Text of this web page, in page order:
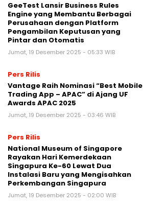
GeeTest Lansir Business Rules
Engine yang Membantu Berbagai
Perusahaan dengan Platform
Pengambilan Keputusan yang
Pintar dan Otomatis
Jumat, 19 Desember 2025 - 05:33 WIB
Pers Rilis
Vantage Raih Nominasi “Best Mobile
Trading App – APAC” di Ajang UF
Awards APAC 2025
Jumat, 19 Desember 2025 - 03:46 WIB
Pers Rilis
National Museum of Singapore
Rayakan Hari Kemerdekaan
Singapura Ke-60 Lewat Dua
Instalasi Baru yang Mengisahkan
Perkembangan Singapura
Jumat, 19 Desember 2025 - 02:00 WIB